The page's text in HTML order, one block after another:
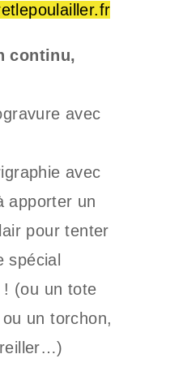
continu,
avec
avec
apporter un
pour tenter
spécial
! (ou un tote
un torchon,